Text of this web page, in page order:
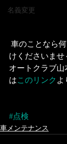
名義変更
けくださいませ
オートクラブ
はこのリンク よ
#点検
車メンテナンス